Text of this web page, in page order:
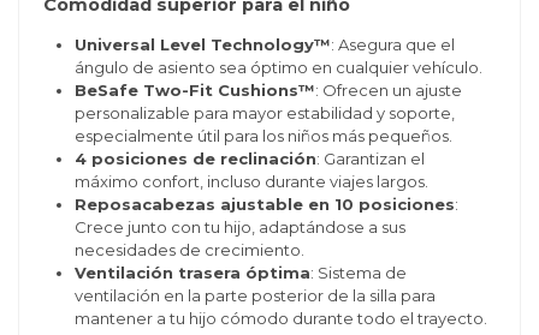
Comodidad superior para el niño
Universal Level Technology™: Asegura que el
ángulo de asiento sea óptimo en cualquier vehículo.
BeSafe Two-Fit Cushions™: Ofrecen un ajuste
personalizable para mayor estabilidad y soporte,
especialmente útil para los niños más pequeños.
4 posiciones de reclinación: Garantizan el
máximo confort, incluso durante viajes largos.
Reposacabezas ajustable en 10 posiciones:
Crece junto con tu hijo, adaptándose a sus
necesidades de crecimiento.
Ventilación trasera óptima: Sistema de
ventilación en la parte posterior de la silla para
mantener a tu hijo cómodo durante todo el trayecto.